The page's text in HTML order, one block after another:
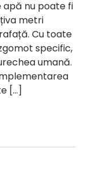
apă nu poate fi
metri
Cu toate
specific,
umană.
[…]